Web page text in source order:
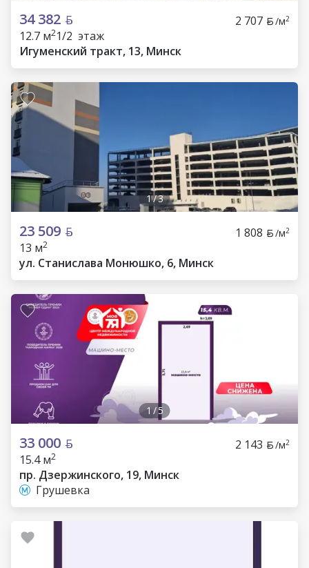
34 382 2 707 /м2
12.7 м21/2 этаж
Игуменский тракт, 13, Минск
1/3
23 509 1 808 /м2
13 м2
ул. Станислава Монюшко, 6, Минск
1/5
33 000 2 143 /м2
15.4 м2
пр. Дзержинского, 19, Минск
Грушевка